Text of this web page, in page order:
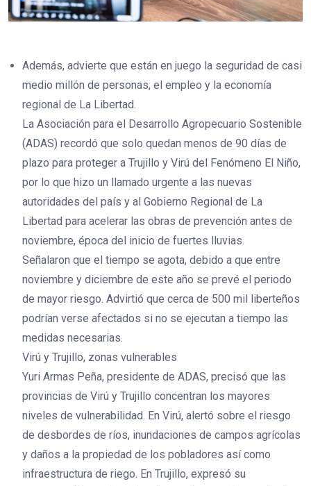
Además, advierte que están en juego la seguridad de casi
medio millón de personas, el empleo y la economía
regional de La Libertad.
La Asociación para el Desarrollo Agropecuario Sostenible
(ADAS) recordó que solo quedan menos de 90 días de
plazo para proteger a Trujillo y Virú del Fenómeno El Niño,
por lo que hizo un llamado urgente a las nuevas
autoridades del país y al Gobierno Regional de La
Libertad para acelerar las obras de prevención antes de
noviembre, época del inicio de fuertes lluvias.
Señalaron que el tiempo se agota, debido a que entre
noviembre y diciembre de este año se prevé el periodo
de mayor riesgo. Advirtió que cerca de 500 mil liberteños
podrían verse afectados si no se ejecutan a tiempo las
medidas necesarias.
Virú y Trujillo, zonas vulnerables
Yuri Armas Peña, presidente de ADAS, precisó que las
provincias de Virú y Trujillo concentran los mayores
niveles de vulnerabilidad. En Virú, alertó sobre el riesgo
de desbordes de ríos, inundaciones de campos agrícolas
y daños a la propiedad de los pobladores así como
infraestructura de riego. En Trujillo, expresó su